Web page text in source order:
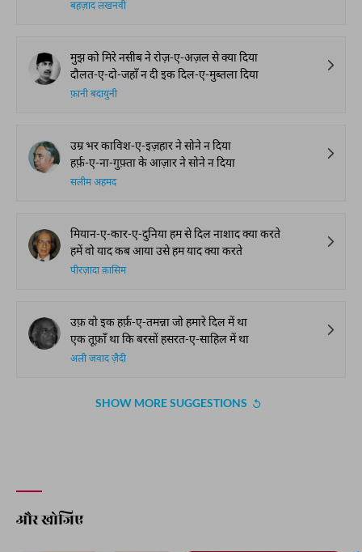
The Urdu Game That
Gave Us Antakshari |
Bait Bazi Explained
The Secret History of
Thumri: From
Kazmi and
हमारी पसंद
दुनिया का हर फ़रेब फ़रेब-ए-नज़र में है
बहज़ाद लखनवी
दौलत-ए-दो-जहाँ न दी इक दिल-ए-मुब्तला दिया
फ़ानी बदायुनी
हर्फ़-ए-ना-गुफ़्ता के आज़ार ने सोने न दिया
पीरज़ादा क़ासिम